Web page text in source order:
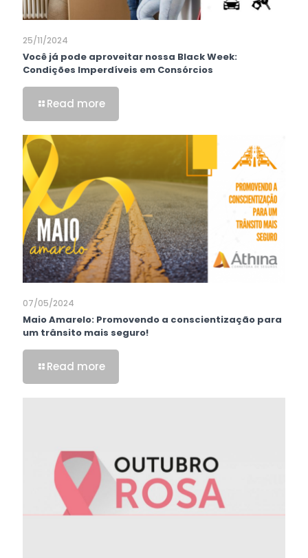
25/11/2024
Você já pode aproveitar nossa Black Week:
Condições Imperdíveis em Consórcios
Read more
07/05/2024
Maio Amarelo: Promovendo a conscientização para
um trânsito mais seguro!
Read more